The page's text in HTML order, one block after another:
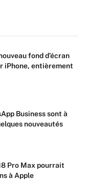
fond d’écran
iPhone, entièrement
Business sont à
nouveautés
Pro Max pourrait
à Apple